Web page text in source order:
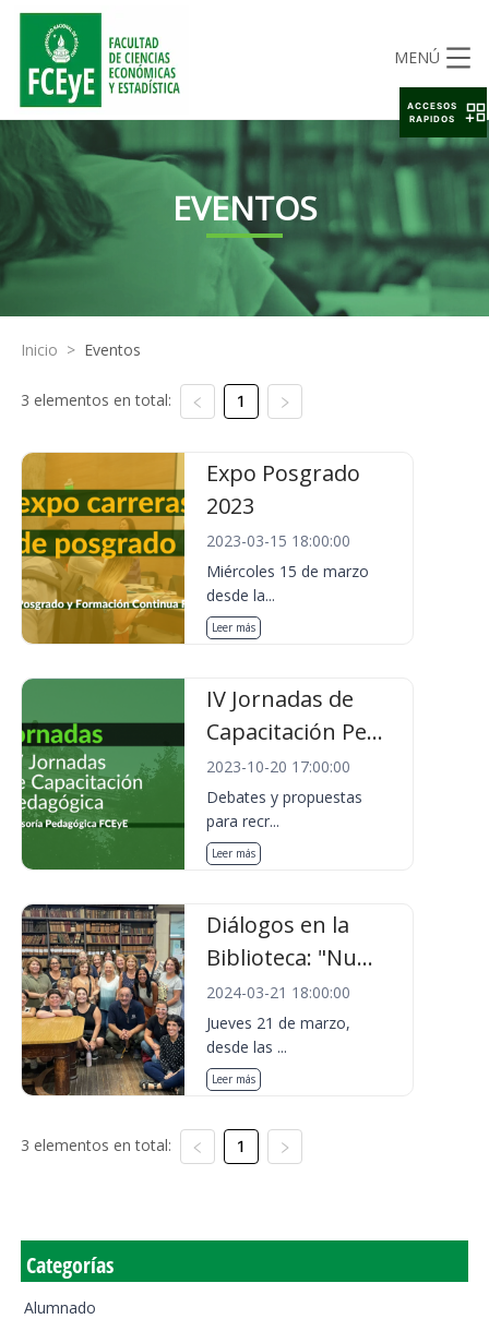
MENÚ
EVENTOS
Inicio > Eventos
3 elementos en total: 1
Expo Posgrado
2023
2023-03-15 18:00:00
Miércoles 15 de marzo
desde la...
Leer más
IV Jornadas de
Capacitación Pe...
2023-10-20 17:00:00
Debates y propuestas
para recr...
Leer más
Diálogos en la
Biblioteca: "Nu...
2024-03-21 18:00:00
Jueves 21 de marzo,
desde las ...
Leer más
3 elementos en total: 1
Categorías
Alumnado
ACCESOS
RAPIDOS